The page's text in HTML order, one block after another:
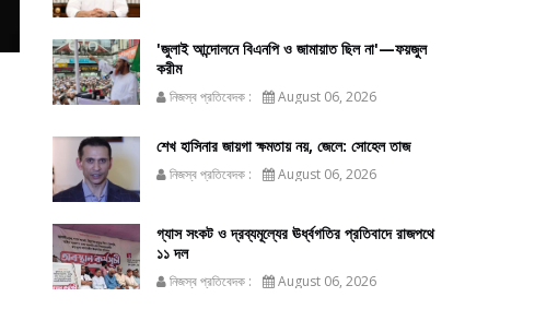
'জুলাই আন্দোলনে বিএনপি ও জামায়াত ছিল না'—ফয়জুল
করীম
নিজস্ব প্রতিবেদক : August 06, 2026
শেখ হাসিনার জায়গা ক্ষমতায় নয়, জেলে: সোহেল তাজ
নিজস্ব প্রতিবেদক : August 06, 2026
গ্যাস সংকট ও দ্রব্যমূল্যের ঊর্ধ্বগতির প্রতিবাদে রাজপথে
১১ দল
নিজস্ব প্রতিবেদক : August 06, 2026